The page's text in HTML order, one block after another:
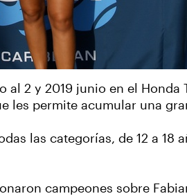
2 y 2019 junio en el Honda
les permite acumular una
las categorías, de 12 a 18
campeones sobre